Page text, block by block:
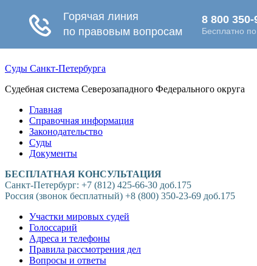
Суды Санкт-Петербурга
Судебная система Северозападного Федерального округа
Главная
Справочная информация
Законодательство
Суды
Документы
БЕСПЛАТНАЯ КОНСУЛЬТАЦИЯ
Санкт-Петербург: +7 (812) 425-66-30 доб.175
Россия (звонок бесплатный) +8 (800) 350-23-69 доб.175
Участки мировых судей
Голоссарий
Адреса и телефоны
Правила рассмотрения дел
Вопросы и ответы